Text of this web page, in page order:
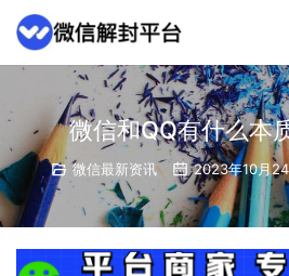
微信和QQ有什么本
微信最新资讯 2023年10月